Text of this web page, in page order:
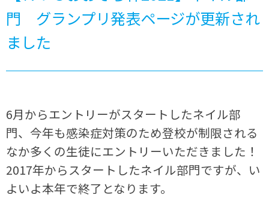
門 グランプリ発表ページが更新され
ました
6月からエントリーがスタートしたネイル部
門、今年も感染症対策のため登校が制限される
なか多くの生徒にエントリーいただきました！
2017年からスタートしたネイル部門ですが、い
よいよ本年で終了となります。